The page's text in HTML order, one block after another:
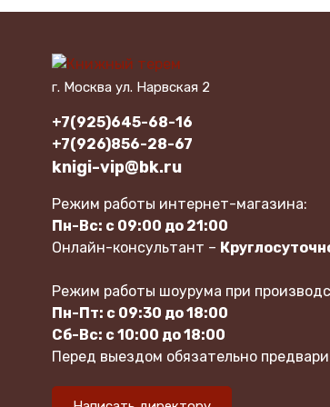
г. Москва ул. Нарвская 2
+7(925)645-68-16
+7(926)856-28-67
knigi-vip@bk.ru
Режим работы интернет-магазина:
Пн-Вс: с 09:00 до 21:00
Онлайн-консультант –
Режим работы шоурума при
Пн-Пт: с 09:30 до 18:00
Сб-Вс: с 10:00 до 18:00
Перед выездом обязательно